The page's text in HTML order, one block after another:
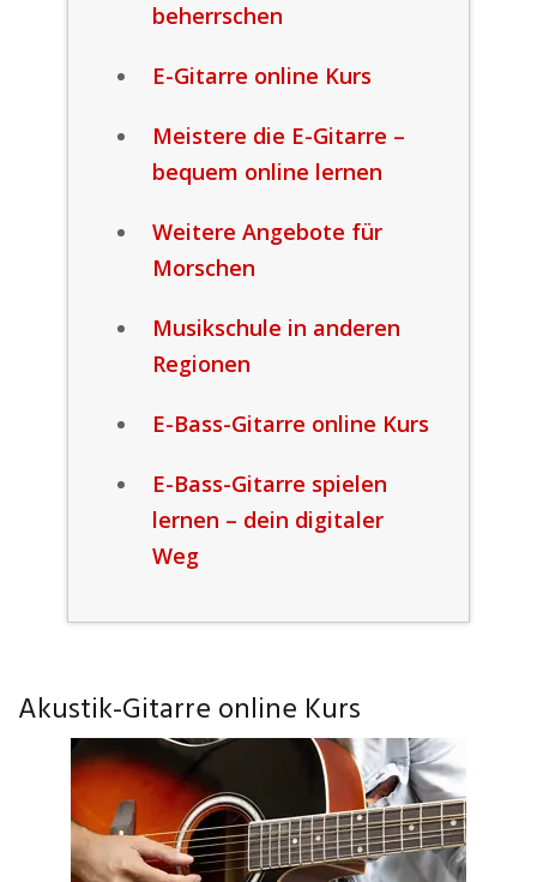
beherrschen
E-Gitarre online Kurs
Meistere die E-Gitarre –
bequem online lernen
Weitere Angebote für
Morschen
Musikschule in anderen
Regionen
E-Bass-Gitarre online Kurs
E-Bass-Gitarre spielen
lernen – dein digitaler
Weg
Akustik-Gitarre online Kurs